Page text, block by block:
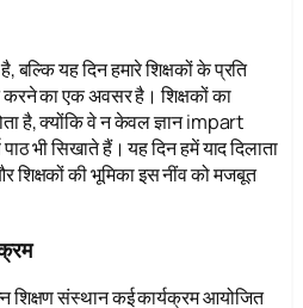
बल्कि यह दिन हमारे शिक्षकों के प्रति
करने का एक अवसर है। शिक्षकों का
है, क्योंकि वे न केवल ज्ञान impart
भी सिखाते हैं। यह दिन हमें याद दिलाता
शिक्षकों की भूमिका इस नींव को मजबूत
शिक्षण संस्थान कई कार्यक्रम आयोजित